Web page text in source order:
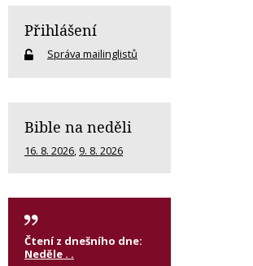
Přihlášení
Správa mailinglistů
Bible na neděli
16. 8. 2026, 9. 8. 2026
Čtení z dnešního dne:
Neděle . .